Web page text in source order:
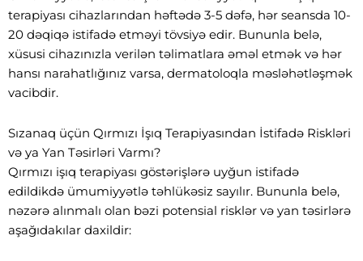
terapiyası cihazlarından həftədə 3-5 dəfə, hər seansda 10-
20 dəqiqə istifadə etməyi tövsiyə edir. Bununla belə,
xüsusi cihazınızla verilən təlimatlara əməl etmək və hər
hansı narahatlığınız varsa, dermatoloqla məsləhətləşmək
vacibdir.
Sızanaq üçün Qırmızı İşıq Terapiyasından İstifadə Riskləri
və ya Yan Təsirləri Varmı?
Qırmızı işıq terapiyası göstərişlərə uyğun istifadə
edildikdə ümumiyyətlə təhlükəsiz sayılır. Bununla belə,
nəzərə alınmalı olan bəzi potensial risklər və yan təsirlərə
aşağıdakılar daxildir: